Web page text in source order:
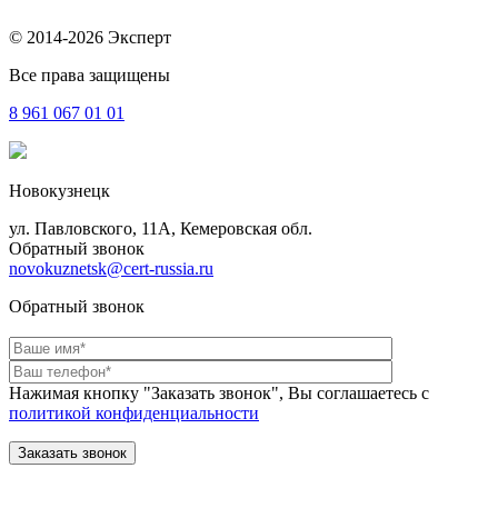
© 2014-2026 Эксперт
Все права защищены
8 961 067 01 01
Новокузнецк
ул. Павловского, 11А, Кемеровская обл.
Обратный звонок
novokuznetsk@cert-russia.ru
Обратный звонок
Нажимая кнопку "Заказать звонок", Вы соглашаетесь с
политикой конфиденциальности